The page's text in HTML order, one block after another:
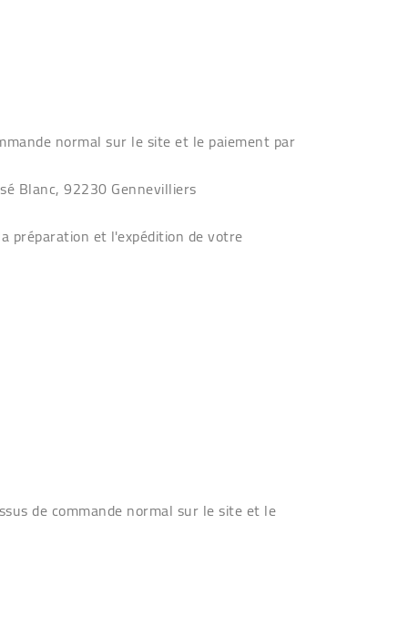
normal sur le site et le paiement par
Blanc, 92230 Gennevilliers
préparation et l'expédition de votre
de commande normal sur le site et le